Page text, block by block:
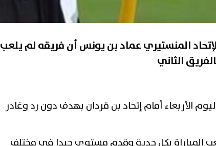
المنستيري عماد بن يونس أن فريقه لم يلعب
الثاني
الأربعاء أمام إتحاد بن قردان بهدف دون رد وغادر
المباراة بكل جدية وقدم مستوى جيدا في مختلف